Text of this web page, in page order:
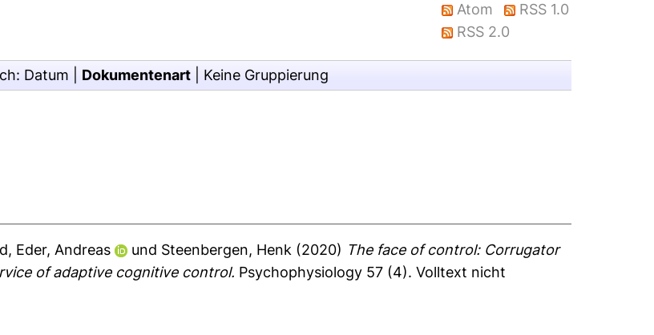
Atom
RSS 1.0
RSS 2.0
Datum Dokumentenart| Keine Gruppierung
, Eder, Andreas und Steenbergen, Henk (2020) The face of control: Corrugator
of adaptive cognitive control. Psychophysiology 57 (4).Volltext nicht